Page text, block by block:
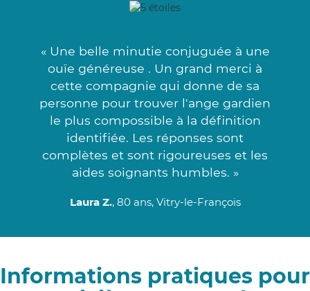
« Une belle minutie conjuguée à une
ouïe généreuse . Un grand merci à
cette compagnie qui donne de sa
personne pour trouver l'ange gardien
le plus compossible à la définition
identifiée. Les réponses sont
complètes et sont rigoureuses et les
aides soignants humbles. »
Laura Z., 80 ans, Vitry-le-François
Informations pratiques pour